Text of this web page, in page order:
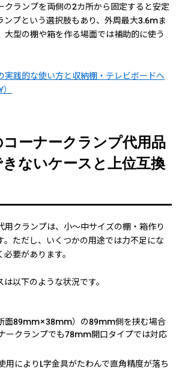
クランプを両側の2カ所から固定すると安定
ンプという選択肢もあり、外周最大3.6mま
大型の棚や箱を作る場面では補助的に使う
実践的な使い方と収納棚・テレビボードへ
ーナークランプ代用品
ないケースと上位互換
用クランプは、小〜中サイズの棚・箱作り
。ただし、いくつかの用途では力不足にな
要があります。
以下のような状況です。
面89mm×38mm）の89mm側を挟む場合
ークランプでも78mm開口タイプでは対応
によりL字金具がたわんで直角精度が落ち